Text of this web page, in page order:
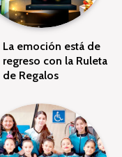
La emoción está de
regreso con la Ruleta
de Regalos